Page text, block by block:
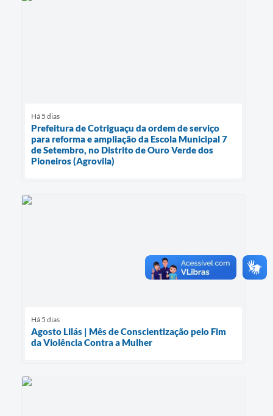
Há 5 dias
Prefeitura de Cotriguaçu da ordem de serviço
para reforma e ampliação da Escola Municipal 7
de Setembro, no Distrito de Ouro Verde dos
Pioneiros (Agrovila)
Há 5 dias
Agosto Lilás | Mês de Conscientização pelo Fim
da Violência Contra a Mulher